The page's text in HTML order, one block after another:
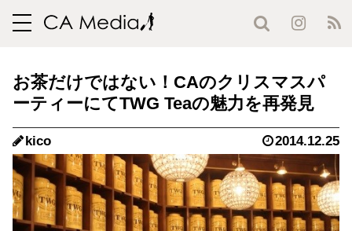
toggle
お茶だけではない！CAのクリスマスパ
ーティーにてTWG Teaの魅力を再発見
kico 2014.12.25